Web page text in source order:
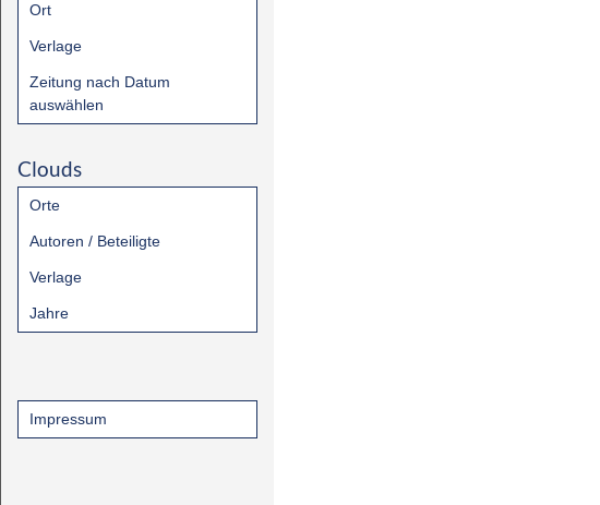
Ort
Verlage
Zeitung nach Datum
auswählen
Clouds
Orte
Autoren / Beteiligte
Verlage
Jahre
Impressum